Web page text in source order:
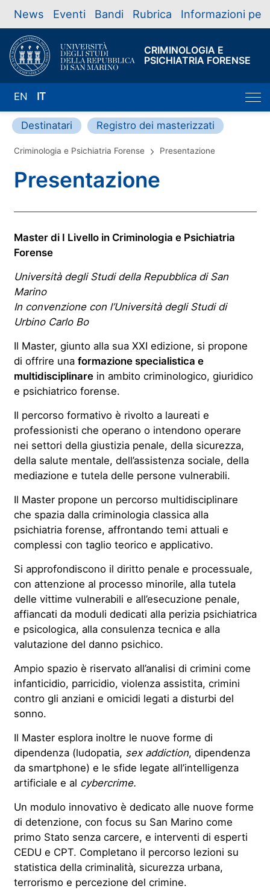
News Eventi Bandi Rubrica Informazioni per
CRIMINOLOGIA E
PSICHIATRIA FORENSE
EN IT
Destinatari Registro dei masterizzati
Criminologia e Psichiatria Forense Presentazione
Presentazione
Master di I Livello in Criminologia e Psichiatria
Forense
Università degli Studi della Repubblica di San
Marino
In convenzione con l’Università degli Studi di
Urbino Carlo Bo
Il Master, giunto alla sua XXI edizione, si propone
di offrire una formazione specialistica e
multidisciplinarein ambito criminologico, giuridico
e psichiatrico forense.
Il percorso formativo è rivolto a laureati e
professionisti che operano o intendono operare
nei settori della giustizia penale, della sicurezza,
della salute mentale, dell’assistenza sociale, della
mediazione e tutela delle persone vulnerabili.
Il Master propone un percorso multidisciplinare
che spazia dalla criminologia classica alla
psichiatria forense, affrontando temi attuali e
complessi con taglio teorico e applicativo.
Si approfondiscono il diritto penale e processuale,
con attenzione al processo minorile, alla tutela
delle vittime vulnerabili e all’esecuzione penale,
affiancati da moduli dedicati alla perizia psichiatrica
e psicologica, alla consulenza tecnica e alla
valutazione del danno psichico.
Ampio spazio è riservato all’analisi di crimini come
infanticidio, parricidio, violenza assistita, crimini
contro gli anziani e omicidi legati a disturbi del
sonno.
Il Master esplora inoltre le nuove forme di
dipendenza (ludopatia, sex addiction, dipendenza
da smartphone) e le sfide legate all’intelligenza
artificiale e al cybercrime.
Un modulo innovativo è dedicato alle nuove forme
di detenzione, con focus su San Marino come
primo Stato senza carcere, e interventi di esperti
CEDU e CPT. Completano il percorso lezioni su
statistica della criminalità, sicurezza urbana,
terrorismo e percezione del crimine.